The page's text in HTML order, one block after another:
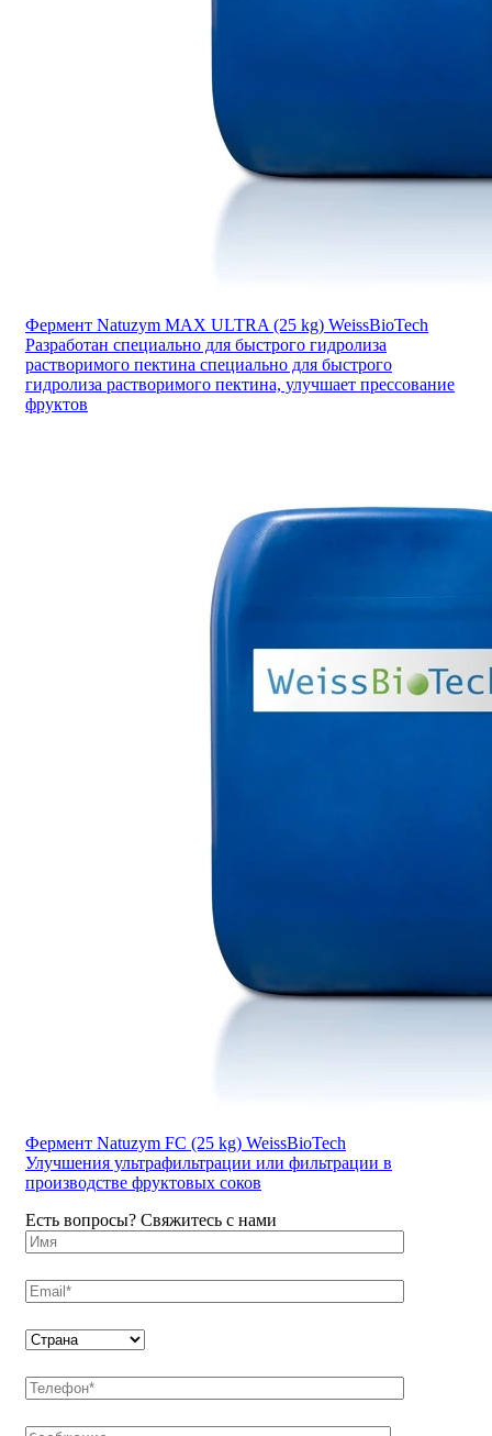
Фермент Natuzym MAX ULTRA (25 kg) WeissBioTech
Разработан специально для быстрого гидролиза
растворимого пектина специально для быстрого
гидролиза растворимого пектина, улучшает прессование
фруктов
Фермент Natuzym FC (25 kg) WeissBioTech
Улучшения ультрафильтрации или фильтрации в
производстве фруктовых соков
Есть вопросы? Свяжитесь с нами